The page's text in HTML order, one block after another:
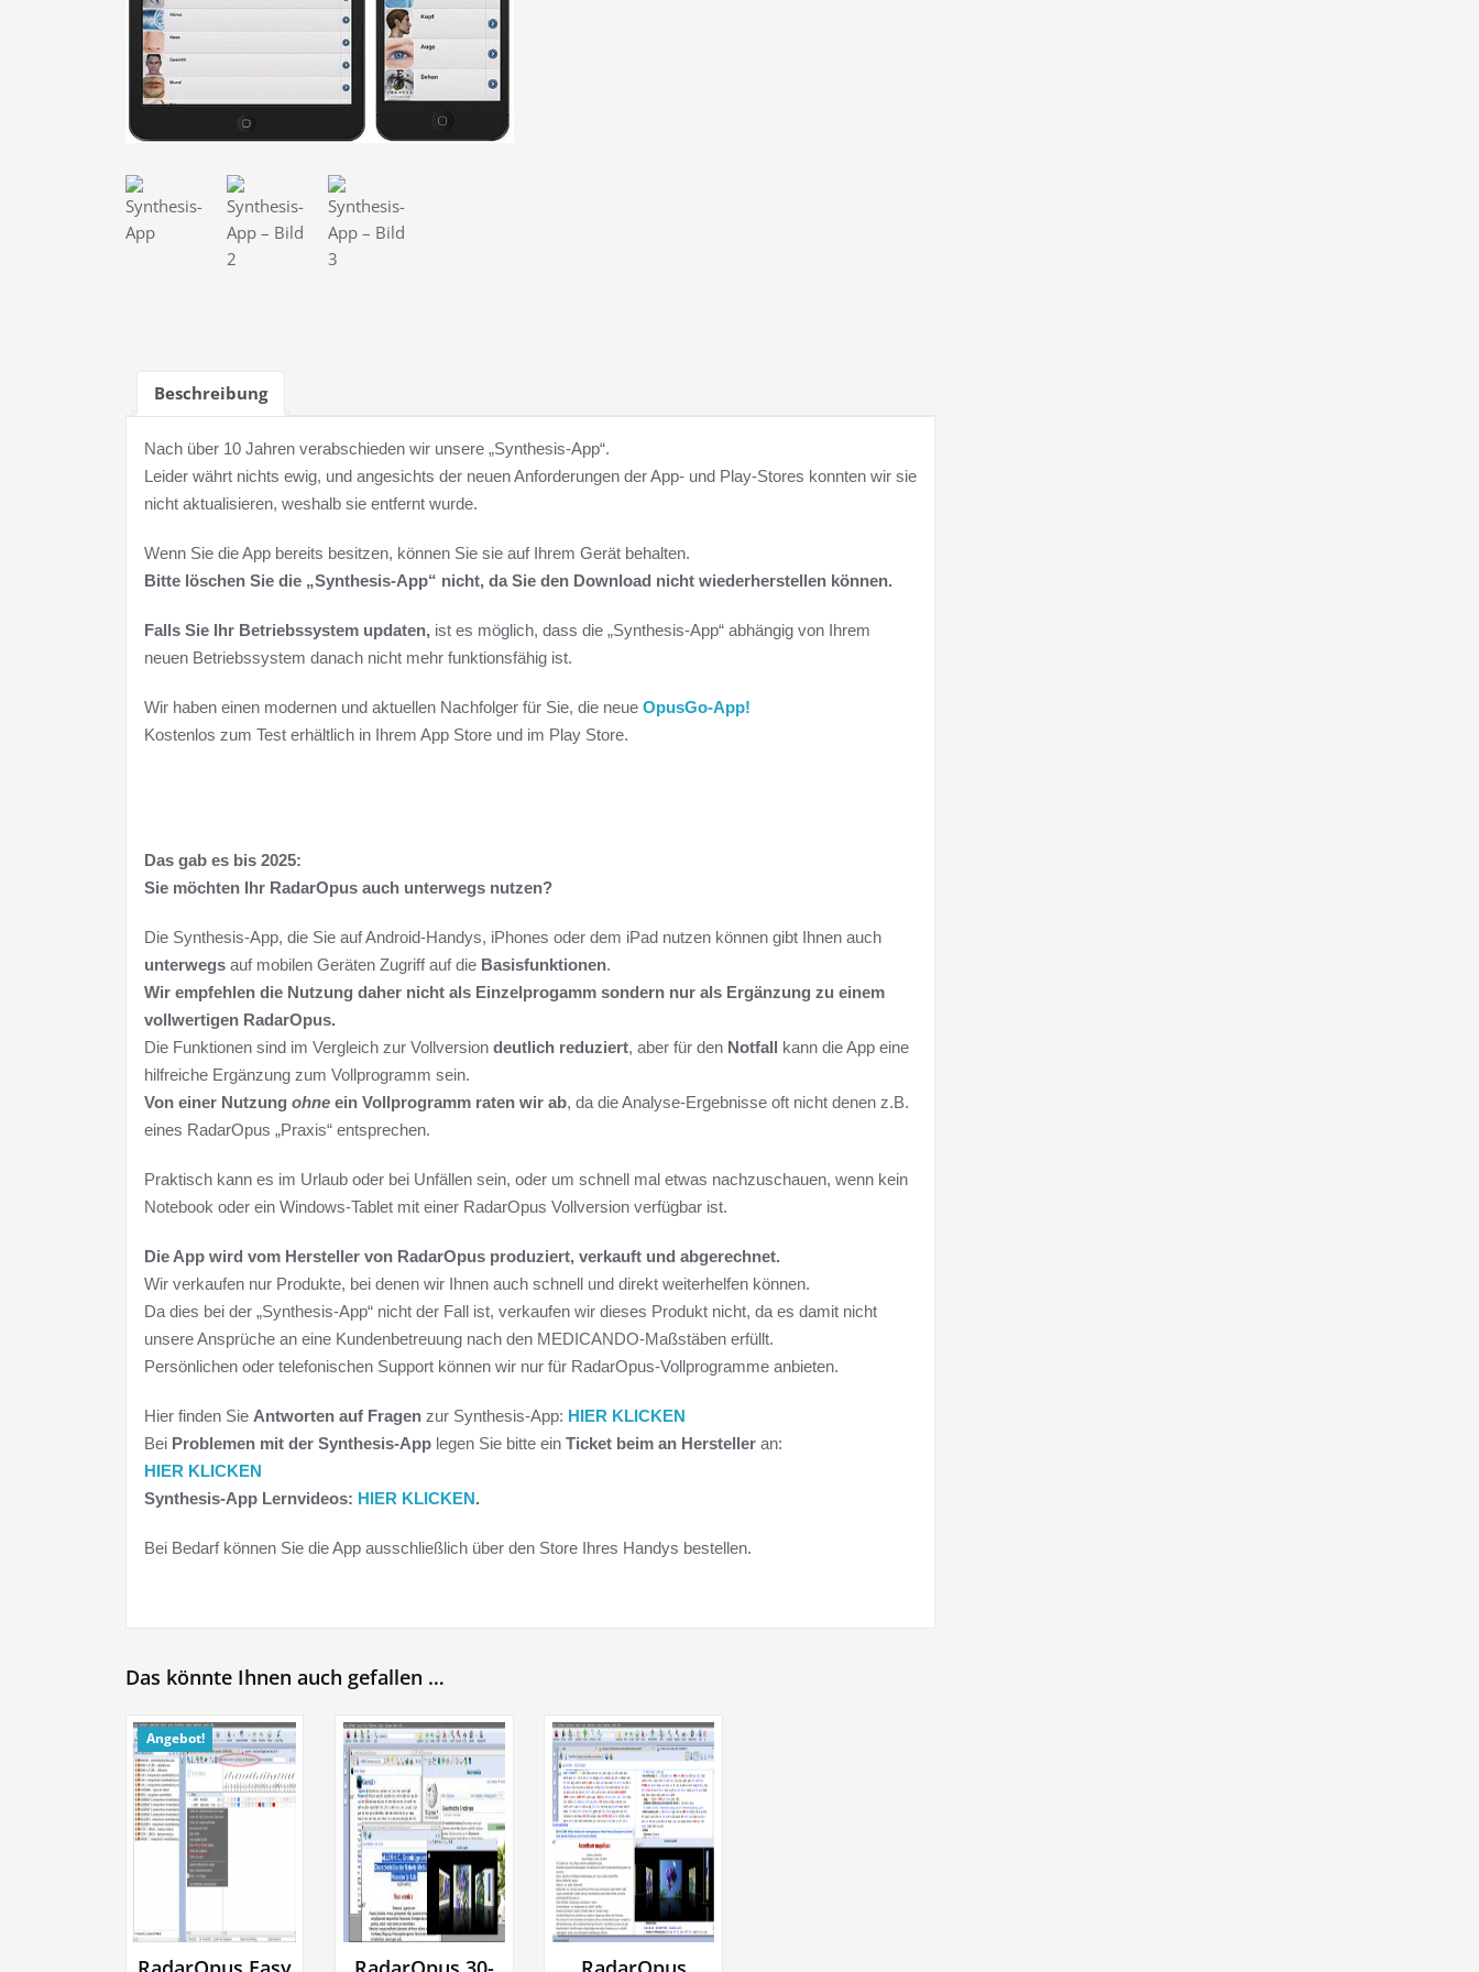
Beschreibung
Nach über 10 Jahren verabschieden wir unsere „Synthesis-App“.
Leider währt nichts ewig, und angesichts der neuen Anforderungen der App- und Play-Stores konnten wir sie
nicht aktualisieren, weshalb sie entfernt wurde.
Wenn Sie die App bereits besitzen, können Sie sie auf Ihrem Gerät behalten.
Bitte löschen Sie die „Synthesis-App“ nicht, da Sie den Download nicht wiederherstellen können.
Falls Sie Ihr Betriebssystem updaten, ist es möglich, dass die „Synthesis-App“ abhängig von Ihrem
neuen Betriebssystem danach nicht mehr funktionsfähig ist.
Wir haben einen modernen und aktuellen Nachfolger für Sie, die neue OpusGo-App!
Kostenlos zum Test erhältlich in Ihrem App Store und im Play Store.
Das gab es bis 2025:
Sie möchten Ihr RadarOpus auch unterwegs nutzen?
Die Synthesis-App, die Sie auf Android-Handys, iPhones oder dem iPad nutzen können gibt Ihnen auch
unterwegs auf mobilen Geräten Zugriff auf die Basisfunktionen.
Wir empfehlen die Nutzung daher nicht als Einzelprogamm sondern nur als Ergänzung zu einem
vollwertigen RadarOpus.
Die Funktionen sind im Vergleich zur Vollversion deutlich reduziert, aber für den Notfall kann die App eine
hilfreiche Ergänzung zum Vollprogramm sein.
Von einer Nutzung ohne ein Vollprogramm raten wir ab, da die Analyse-Ergebnisse oft nicht denen z.B.
eines RadarOpus „Praxis“ entsprechen.
Praktisch kann es im Urlaub oder bei Unfällen sein, oder um schnell mal etwas nachzuschauen, wenn kein
Notebook oder ein Windows-Tablet mit einer RadarOpus Vollversion verfügbar ist.
Die App wird vom Hersteller von RadarOpus produziert, verkauft und abgerechnet.
Wir verkaufen nur Produkte, bei denen wir Ihnen auch schnell und direkt weiterhelfen können.
Da dies bei der „Synthesis-App“ nicht der Fall ist, verkaufen wir dieses Produkt nicht, da es damit nicht
unsere Ansprüche an eine Kundenbetreuung nach den MEDICANDO-Maßstäben erfüllt.
Persönlichen oder telefonischen Support können wir nur für RadarOpus-Vollprogramme anbieten.
Hier finden Sie Antworten auf Fragen zur Synthesis-App: HIER KLICKEN
Bei Problemen mit der Synthesis-App legen Sie bitte ein Ticket beim an Hersteller an:
HIER KLICKEN
Synthesis-App Lernvideos: HIER KLICKEN.
Bei Bedarf können Sie die App ausschließlich über den Store Ihres Handys bestellen.
Das könnte Ihnen auch gefallen …
Angebot!